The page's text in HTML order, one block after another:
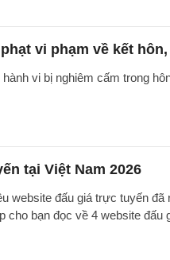
vi phạm về kết
hành vi bị nghiêm cấm trong
tại Việt Nam 2026
website đấu giá trực tuyến
cho bạn đọc về 4 website đấu